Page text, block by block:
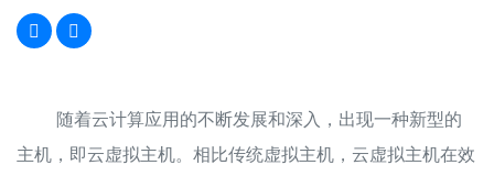
随着云计算应用的不断发展和深入，出现一种新型的
主机，即云虚拟主机。相比传统虚拟主机，云虚拟主机在效